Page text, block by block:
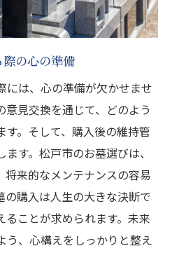
の心の準備
には、心の準備が欠かせませ
見交換を通じて、どのよう
す。そして、購入後の維持管
す。松戸市のお墓選びは、
来的なメンテナンスの容易
の購入は人生の大きな決断で
ることが求められます。未来
う、心構えをしっかりと整え